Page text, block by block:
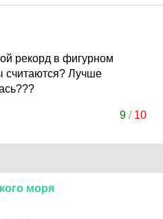
рекорд в фигурном
считаются? Лучше
9 / 10
моря